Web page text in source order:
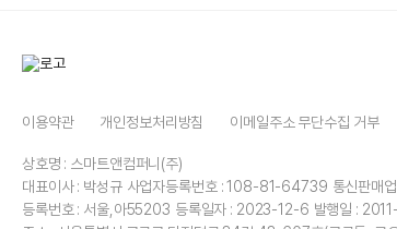
이용약관 개인정보처리방침 이메일주소 무단수집 거부
상호명 : 스마트앤컴퍼니(주)
대표이사 : 박성규 사업자등록번호 : 108-81-64739 통신판매
등록번호 : 서울,아55203 등록일자 : 2023-12-6 발행일 :